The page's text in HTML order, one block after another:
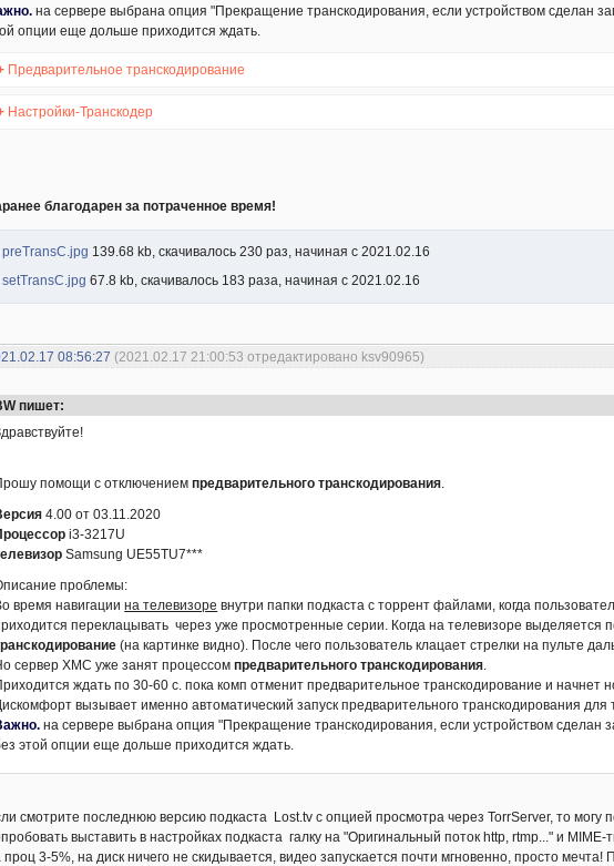
на сервере выбрана опция "Прекращение транскодирования, если устройством сделан
опции еще дольше приходится ждать.
Предварительное транскодирование
Настройки-Транскодер
благодарен за потраченное время!
preTransC.jpg 139.68 kb, скачивалось 230 раз, начиная с 2021.02.16
setTransC.jpg 67.8 kb, скачивалось 183 раза, начиная с 2021.02.16
08:56:27 (2021.02.17 21:00:53 отредактировано ksv90965)
пишет:
помощи с отключениемпредварительного транскодирования.
4.00 от 03.11.2020
i3-3217U
Samsung UE55TU7***
проблемы:
время навигациина телевизоре внутри папки подкаста с торрент файлами, когда
переклацывать через уже просмотренные серии. Когда на телевизоре выделяется
(на картинке видно). После чего пользователь клацает стрелки на пульте
сервер ХМС уже занят процессомпредварительного транскодирования.
ждать по 30-60 с. пока комп отменит предварительное транскодирование и
вызывает именно автоматический запуск предварительного транскодирования
на сервере выбрана опция "Прекращение транскодирования, если устройством сделан
этой опции еще дольше приходится ждать.
смотрите последнюю версию подкаста Lost.tv с опцией просмотра через TorrServer, то могу
выставить в настройках подкаста галку на "Оригинальный поток http, rtmp..." и
проц 3-5%, на диск ничего не скидывается, видео запускается почти мгновенно, просто